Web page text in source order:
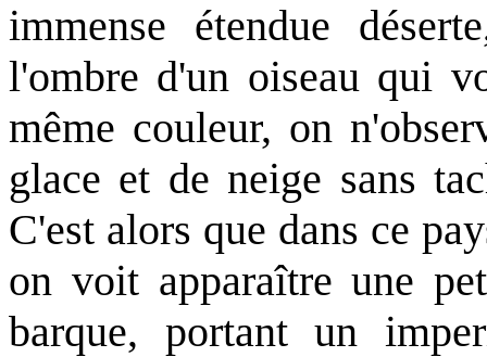
immense étendue
l'ombre d'un oiseau qui
même couleur, on
glace et de neige sans
C'est alors que dans ce
on voit apparaître une
barque, portant un